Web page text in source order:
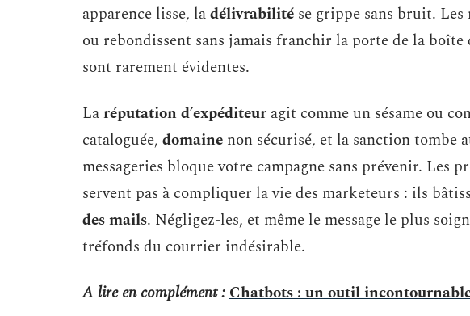
apparence lisse, ladélivrabilité se grippe sans bruit. Les
ou rebondissent sans jamais franchir la porte de la boîte
sont rarement évidentes.
Laréputation d’expéditeur agit comme un sésame ou
cataloguée, domaine non sécurisé, et la sanction tombe
messageries bloque votre campagne sans prévenir. Les
servent pas à compliquer la vie des marketeurs : ils
des mails. Négligez-les, et même le message le plus
tréfonds du courrier indésirable.
A lire en complément :Chatbots : un outil